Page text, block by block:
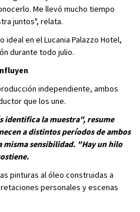
Me llevó mucho tiempo
juntos", relata.
en el Lucania Palazzo Hotel,
durante todo julio.
independiente, ambos
que los une.
identifica la muestra", resume
a distintos períodos de ambos
misma sensibilidad. "Hay un hilo
pinturas al óleo construidas a
personales y escenas